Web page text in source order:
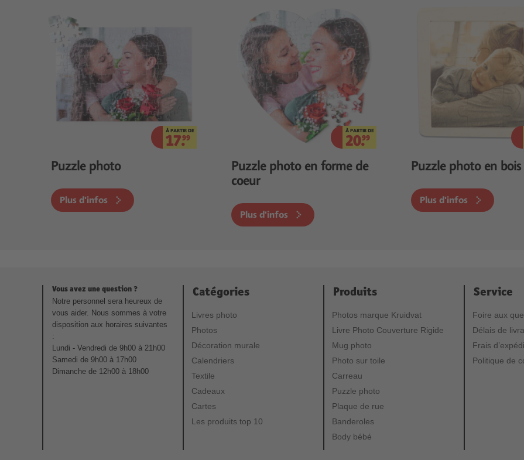
À PARTIR DE
17.99
Puzzle photo
Plus d'infos
À PARTIR DE
20.99
Puzzle photo en forme de
coeur
Plus d'infos
Puzzle photo en bois
Plus d'infos
Vous avez une question ?
Notre personnel sera heureux de
vous aider. Nous sommes à votre
disposition aux horaires suivantes
:
Lundi - Vendredi de 9h00 à 21h00
Samedi de 9h00 à 17h00
Dimanche de 12h00 à 18h00
Catégories
Livres photo
Photos
Décoration murale
Calendriers
Textile
Cadeaux
Cartes
Les produits top 10
Produits
Photos marque Kruidvat
Livre Photo Couverture Rigide
Mug photo
Photo sur toile
Carreau
Puzzle photo
Plaque de rue
Banderoles
Body bébé
Service
Foire aux
Délais de
Frais
Politique de